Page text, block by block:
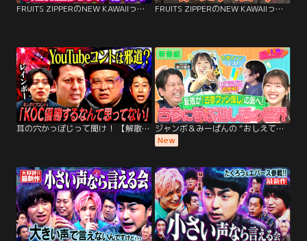
FRUITS ZIPPERのNEW KAWAIIってしてよ？ 【超ときめき♡宣伝部と対決】逆再生ダンスバトル！ FRUITS ZIPPERのNEW KAWAIIってしてよ？ 【緊張を解きほぐせ！】カーネーション吉田なりきり回し選手権
耳の穴かっぽじって聞け！ 【解散寸前】崩壊しかけたレインボーを救ったのは…YouTube！暗黒時代から再生に賭けた覚悟と葛藤の日々をさらけ出す！
ジャンボ＆みーぱんの “おしえて！推しコサン”～新規も古参もいらっしゃ～い～ 新規ファンが「古参ファン探し」の旅へ！【SKE48相川暖花】
New